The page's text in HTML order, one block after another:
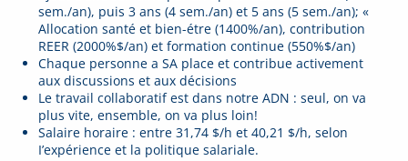
sem./an), puis 3 ans (4 sem./an) et 5 ans (5 sem./an); «
Allocation santé et bien-étre (1400%/an), contribution
REER (2000%$/an) et formation continue (550%$/an)
Chaque personne a SA place et contribue activement
aux discussions et aux décisions
Le travail collaboratif est dans notre ADN : seul, on va
plus vite, ensemble, on va plus loin!
Salaire horaire : entre 31,74 $/h et 40,21 $/h, selon
I’expérience et la politique salariale.